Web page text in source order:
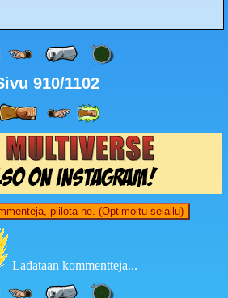
910/1102
piilota ne. (Optimoitu selailu)
Ladataan kommentteja...